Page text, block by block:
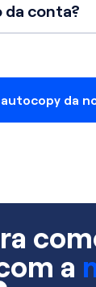
da conta?
da
a